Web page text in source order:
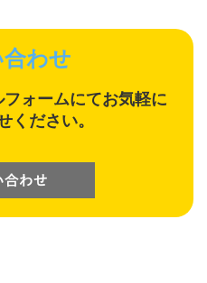
わせ
ォームにてお気軽に
ください。